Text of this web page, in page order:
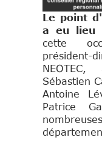
Le point
a eu lieu
cette
Sébastien
Antoine
Patrice